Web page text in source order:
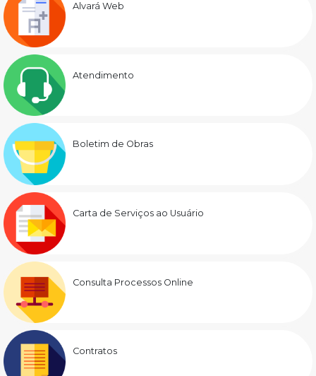
Alvará Web
Atendimento
Boletim de Obras
Carta de Serviços ao Usuário
Consulta Processos Online
Contratos